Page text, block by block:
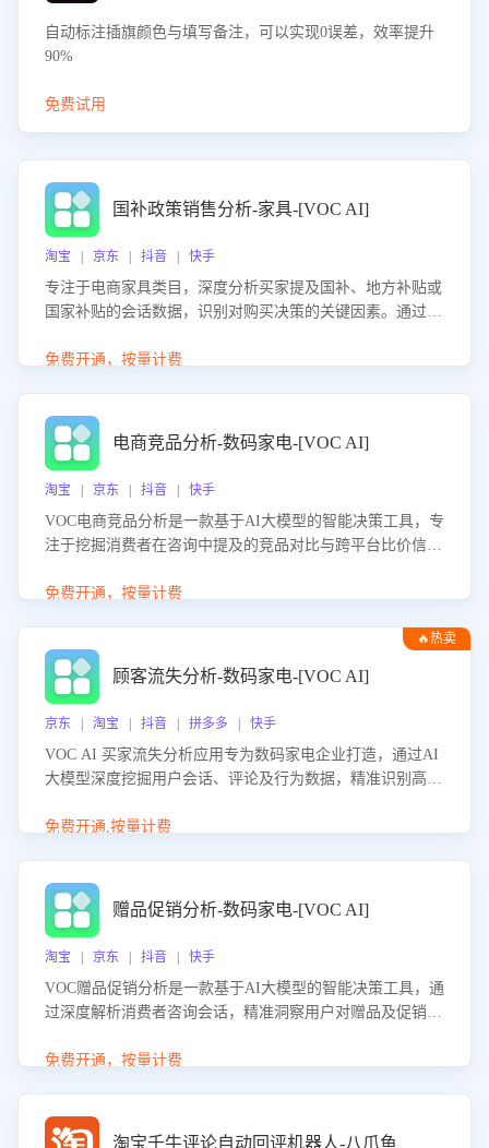
自动标注插旗颜色与填写备注，可以实现0误差，效率提升
90%
免费试用
国补政策销售分析-家具-[VOC AI]
淘宝 | 京东 | 抖音 | 快手
专注于电商家具类目，深度分析买家提及国补、地方补贴或
国家补贴的会话数据，识别对购买决策的关键因素。通过AI
化策略，助力商家利用国补政策提升GMV。
免费开通，按量计费
电商竞品分析-数码家电-[VOC AI]
淘宝 | 京东 | 抖音 | 快手
VOC电商竞品分析是一款基于AI大模型的智能决策工具，专
注于挖掘消费者在咨询中提及的竞品对比与跨平台比价信
商品信息，进行多维度交叉对比，并分析消费者的比价行
企业优化营销话术、突出产品与服务优势，有效提升咨询转
化率，避免陷入单纯价格竞争，实现精准扬长避短。
免费开通，按量计费
🔥热卖
顾客流失分析-数码家电-[VOC AI]
京东 | 淘宝 | 抖音 | 拼多多 | 快手
VOC AI 买家流失分析应用专为数码家电企业打造，通过AI
大模型深度挖掘用户会话、评论及行为数据，精准识别高流
应延迟、竞品价格冲击等。系统自动输出可落地的挽回策
免费开通,按量计费
赠品促销分析-数码家电-[VOC AI]
淘宝 | 京东 | 抖音 | 快手
VOC赠品促销分析是一款基于AI大模型的智能决策工具，通
过深度解析消费者咨询会话，精准洞察用户对赠品及促销政
销诉求，帮助企业制定个性化赠品组合策略，优化资源投放
免费开通，按量计费
淘宝千牛评论自动回评机器人-八爪鱼